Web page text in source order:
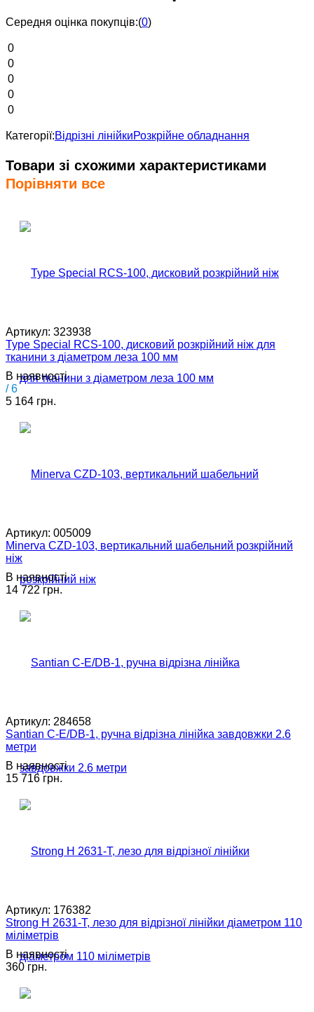
Середня оцінка покупців:(0)
0
0
0
0
0
Категорії:Відрізні лінійкиРозкрійне обладнання
Товари зі схожими характеристиками
Порівняти все
Артикул: 323938
Type Special RCS-100, дисковий розкрійний ніж для
тканини з діаметром леза 100 мм
В наявності
/ 6
5 164 грн.
Артикул: 005009
Minerva CZD-103, вертикальний шабельний розкрійний
ніж
В наявності
14 722 грн.
Артикул: 284658
Santian C-E/DB-1, ручна відрізна лінійка завдовжки 2.6
метри
В наявності
15 716 грн.
Артикул: 176382
Strong H 2631-T, лезо для відрізної лінійки діаметром 110
міліметрів
В наявності
360 грн.